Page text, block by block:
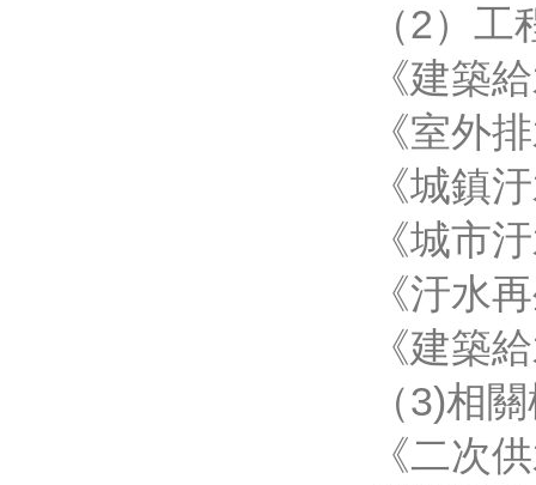
（2）工
《建築
《室外
《城鎮
《城市
《汙水
《建築
（3)相
《二次